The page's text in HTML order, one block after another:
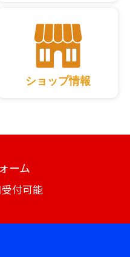
ショップ情報
ーム
付可能